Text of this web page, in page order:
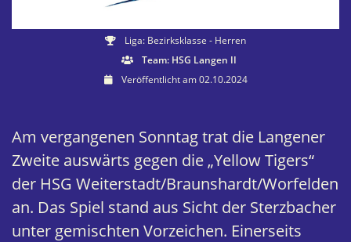
Liga: Bezirksklasse - Herren
Team: HSG Langen II
Veröffentlicht am 02.10.2024
Am vergangenen Sonntag trat die Langener
Zweite auswärts gegen die „Yellow Tigers“
der HSG Weiterstadt/Braunshardt/Worfelden
an. Das Spiel stand aus Sicht der Sterzbacher
unter gemischten Vorzeichen. Einerseits